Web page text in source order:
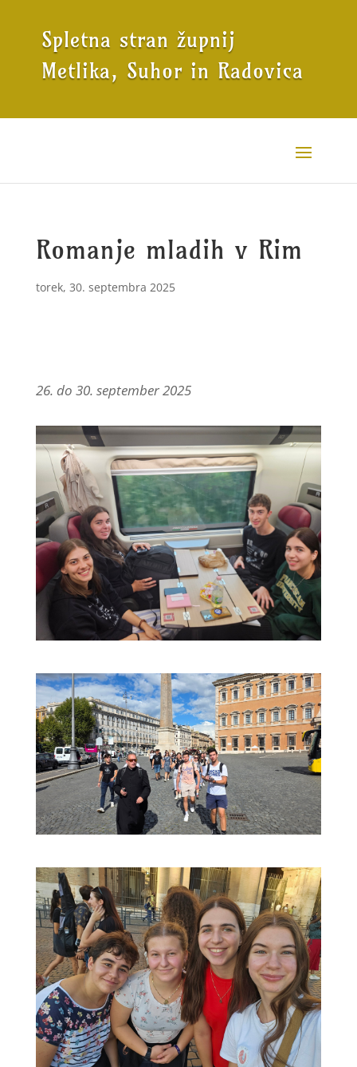
Spletna stran župnij
Metlika, Suhor in Radovica
Romanje mladih v Rim
torek, 30. septembra 2025
26. do 30. september 2025